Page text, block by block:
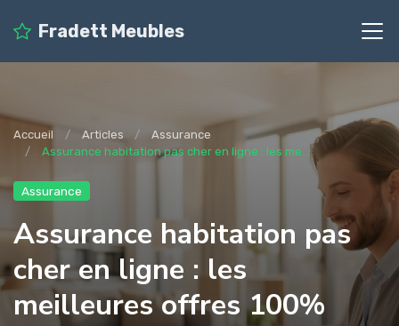
Fradett Meubles
Accueil Articles
Assurance
Assurance habitation pas cher en ligne : les me...
Assurance
Assurance habitation pas
cher en ligne : les
meilleures offres 100%